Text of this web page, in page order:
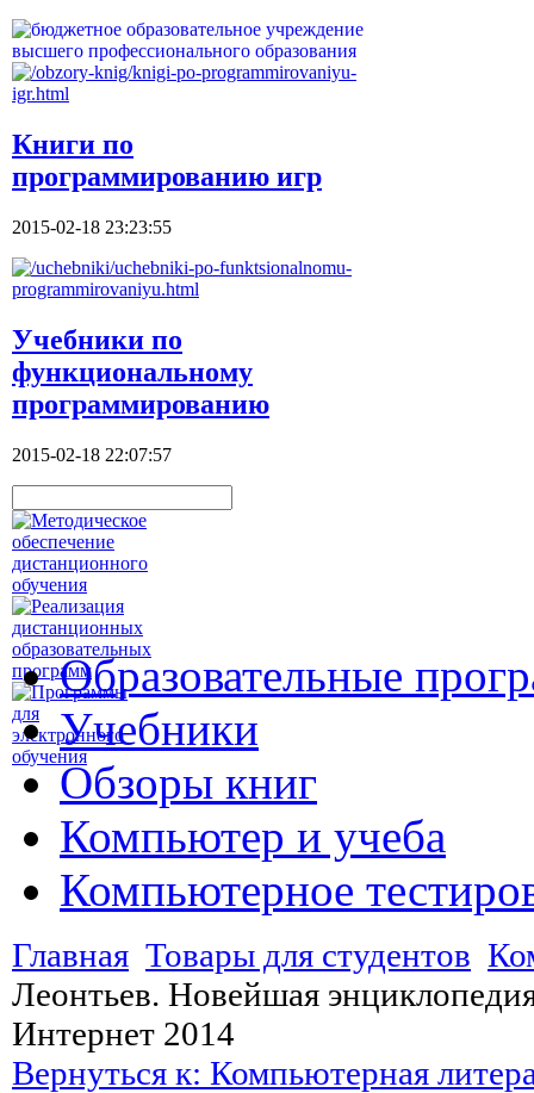
Книги по
программированию игр
2015-02-18 23:23:55
Учебники по
функциональному
программированию
2015-02-18 22:07:57
Образовательные
Учебники
Обзоры книг
Компьютер и учеба
Компьютерное
Главная Товары для студентов
Леонтьев. Новейшая
Интернет 2014
Вернуться к: Компьютерная